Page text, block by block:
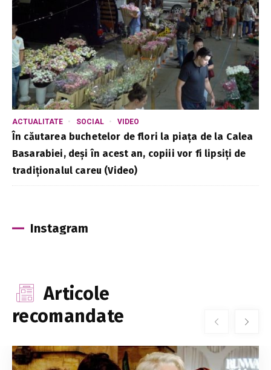
ACTUALITATE SOCIAL VIDEO
În căutarea buchetelor de flori la piața de la Calea
Basarabiei, deși în acest an, copiii vor fi lipsiți de
tradiționalul careu (Video)
Instagram
Articole
recomandate